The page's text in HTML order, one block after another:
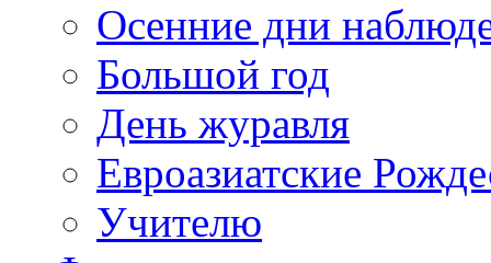
Осенние дни
Большой год
День журавля
Евроазиатские
Учителю